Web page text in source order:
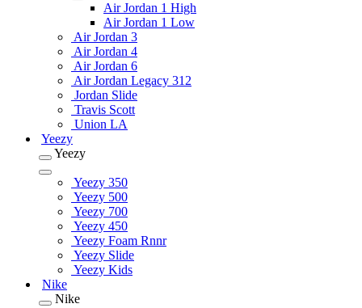
Air Jordan 1 High
Air Jordan 1 Low
Air Jordan 3
Air Jordan 4
Air Jordan 6
Air Jordan Legacy 312
Jordan Slide
Travis Scott
Union LA
Yeezy
Yeezy
Yeezy 350
Yeezy 500
Yeezy 700
Yeezy 450
Yeezy Foam Rnnr
Yeezy Slide
Yeezy Kids
Nike
Nike